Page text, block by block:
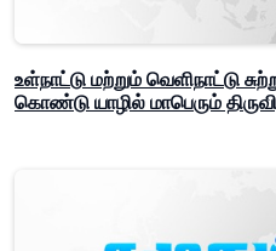
உள்நாட்டு மற்றும் வெளிநாட்டு
கொண்டு யாழில் மாபெரும்